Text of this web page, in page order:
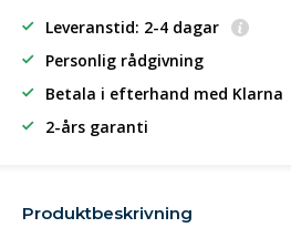
Leveranstid: 2-4 dagar
Personlig rådgivning
Betala i efterhand med Klarna
2-års garanti
Produktbeskrivning